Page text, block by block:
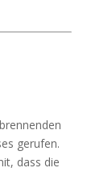
gerufen.
dass die